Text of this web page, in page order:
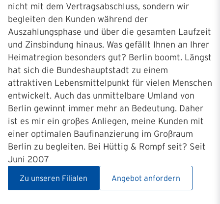
nicht mit dem Vertragsabschluss, sondern wir
begleiten den Kunden während der
Auszahlungsphase und über die gesamten Laufzeit
und Zinsbindung hinaus. Was gefällt Ihnen an Ihrer
Heimatregion besonders gut? Berlin boomt. Längst
hat sich die Bundeshauptstadt zu einem
attraktiven Lebensmittelpunkt für vielen Menschen
entwickelt. Auch das unmittelbare Umland von
Berlin gewinnt immer mehr an Bedeutung. Daher
ist es mir ein großes Anliegen, meine Kunden mit
einer optimalen Baufinanzierung im Großraum
Berlin zu begleiten. Bei Hüttig & Rompf seit? Seit
Juni 2007
Zu unseren Filialen Angebot anfordern